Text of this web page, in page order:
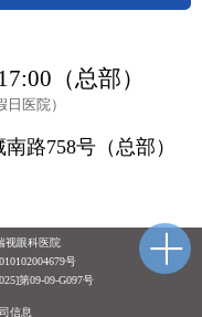
（总部）
医院）
路758号（总部）
视眼科医院
号
第09-09-G097号
信息